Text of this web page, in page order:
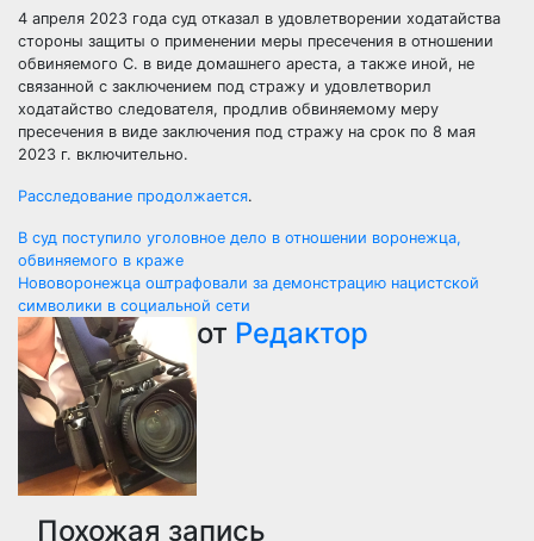
4 апреля 2023 года суд отказал в удовлетворении ходатайства
стороны защиты о применении меры пресечения в отношении
обвиняемого С. в виде домашнего ареста, а также иной, не
связанной с заключением под стражу и удовлетворил
ходатайство следователя, продлив обвиняемому меру
пресечения в виде заключения под стражу на срок по 8 мая
2023 г. включительно.
Расследование продолжается.
Навигация
по
записям
В суд поступило уголовное дело в отношении воронежца,
обвиняемого в краже
Нововоронежца оштрафовали за демонстрацию нацистской
символики в социальной сети
от Редактор
Похожая запись